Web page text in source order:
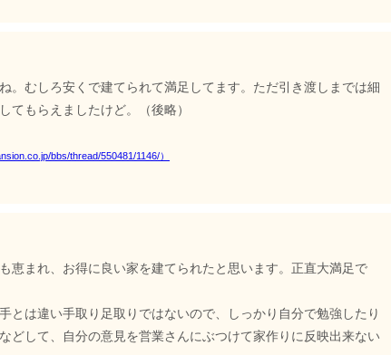
。むしろ安くで建てられて満足してます。ただ引き渡しまでは細
てもらえましたけど。（後略）
bbs/thread/550481/1146/）
恵まれ、お得に良い家を建てられたと思います。正直大満足で
とは違い手取り足取りではないので、しっかり自分で勉強したり
どして、自分の意見を営業さんにぶつけて家作りに反映出来ない